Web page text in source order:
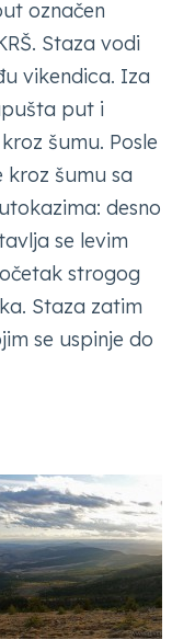
označen
Staza vodi
vikendica. Iza
put i
šumu. Posle
šumu sa
desno
se levim
strogog
Staza zatim
se uspinje do